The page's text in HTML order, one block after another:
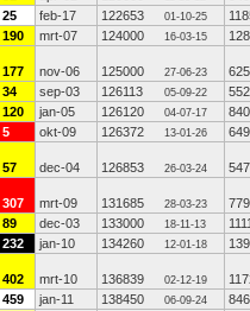
25 feb-17 122653 01-10-25
190 mrt-07 124000 16-03-15
177 nov-06 125000 27-06-23
625
34 sep-03 126113 05-09-22
552
120 jan-05 126120 04-07-17
840
5 okt-09 126372 13-01-26 649
57 dec-04 126853 26-03-24 547
307 mrt-09 131685 28-03-23
779
89 dec-03 133000 18-11-13
232 jan-10 134260 12-01-18
402 mrt-10 136839 02-12-19
459 jan-11 138450 06-09-24
846